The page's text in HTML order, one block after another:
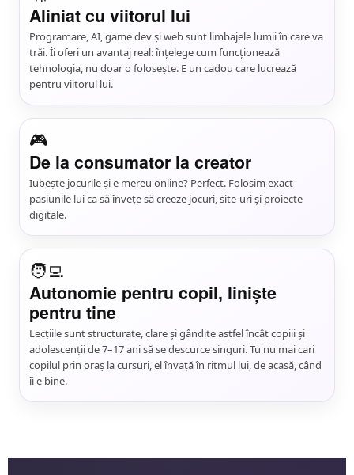
Aliniat cu viitorul lui
Programare, AI, game dev și web sunt limbajele lumii în care va
trăi. Îi oferi un avantaj real: înțelege cum funcționează
tehnologia, nu doar o folosește. E un cadou care lucrează
pentru viitorul lui.
🎮
De la consumator la creator
Iubește jocurile și e mereu online? Perfect. Folosim exact
pasiunile lui ca să învețe să creeze jocuri, site-uri și proiecte
digitale.
🧑‍💻
Autonomie pentru copil, liniște
pentru tine
Lecțiile sunt structurate, clare și gândite astfel încât copiii și
adolescenții de 7–17 ani să se descurce singuri. Tu nu mai cari
copilul prin oraș la cursuri, el învață în ritmul lui, de acasă, când
îi e bine.